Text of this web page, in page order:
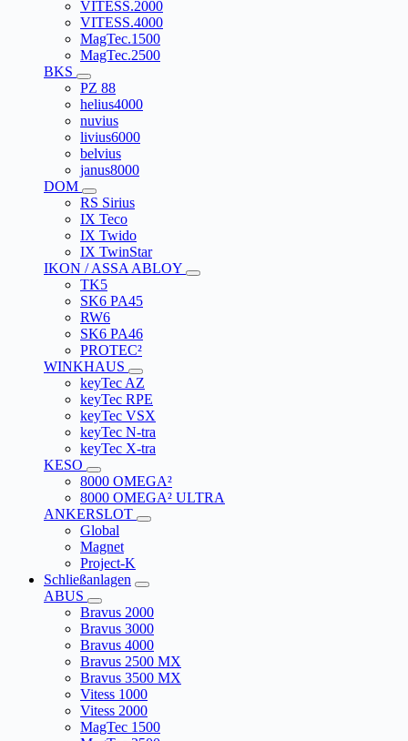
VITESS.2000
VITESS.4000
MagTec.1500
MagTec.2500
BKS
PZ 88
helius4000
nuvius
livius6000
belvius
janus8000
DOM
RS Sirius
IX Teco
IX Twido
IX TwinStar
IKON / ASSA ABLOY
TK5
SK6 PA45
RW6
SK6 PA46
PROTEC²
WINKHAUS
keyTec AZ
keyTec RPE
keyTec VSX
keyTec N-tra
keyTec X-tra
KESO
8000 OMEGA²
8000 OMEGA² ULTRA
ANKERSLOT
Global
Magnet
Project-K
Schließanlagen
ABUS
Bravus 2000
Bravus 3000
Bravus 4000
Bravus 2500 MX
Bravus 3500 MX
Vitess 1000
Vitess 2000
MagTec 1500